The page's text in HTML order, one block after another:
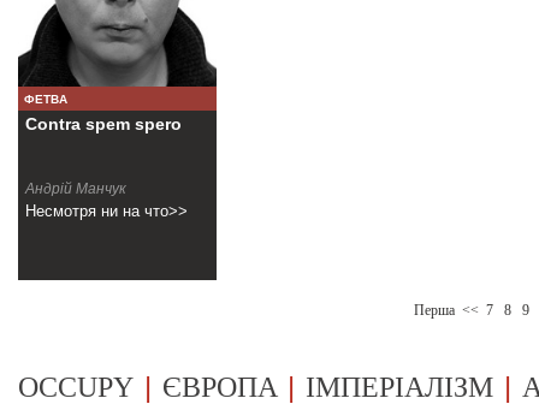
ФЕТВА
Contra spem spero
Андрій Манчук
Несмотря ни на что>>
Перша << 7 8 9
OCCUPY | ЄВРОПА | ІМПЕРІАЛІЗМ |